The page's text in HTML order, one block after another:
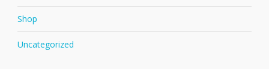
Shop
Uncategorized